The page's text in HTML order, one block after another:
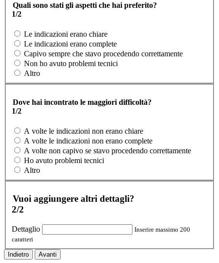
Quali sono stati gli aspetti che hai preferito?
1/2
Le indicazioni erano chiare
Le indicazioni erano complete
Capivo sempre che stavo procedendo correttamente
Non ho avuto problemi tecnici
Altro
Dove hai incontrato le maggiori difficoltà?
1/2
A volte le indicazioni non erano chiare
A volte le indicazioni non erano complete
A volte non capivo se stavo procedendo correttamente
Ho avuto problemi tecnici
Altro
Vuoi aggiungere altri dettagli?
2/2
Dettaglio
Inserire massimo 200
caratteri
Indietro Avanti